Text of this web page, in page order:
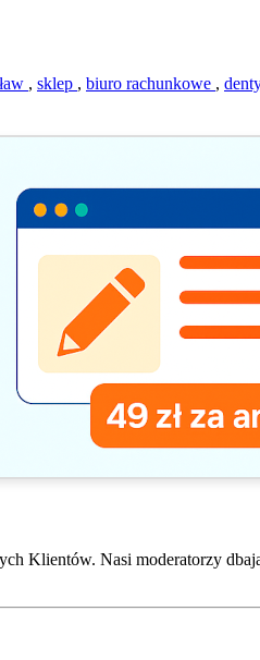
, sklep , biuro rachunkowe ,
Klientów. Nasi moderatorzy